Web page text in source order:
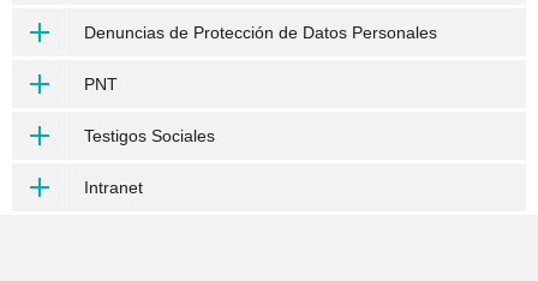
Denuncias de Protección de Datos Personales
PNT
Testigos Sociales
Intranet